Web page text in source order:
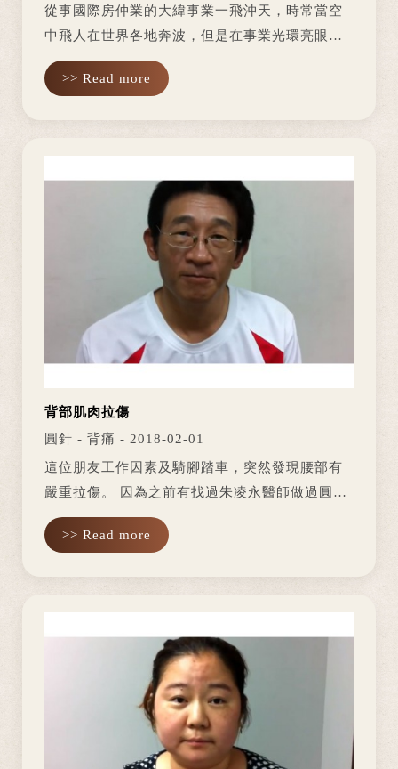
從事國際房仲業的大緯事業一飛沖天，時常當空
中飛人在世界各地奔波，但是在事業光環亮眼的
背後卻是藏著身體大大小小的頑疾。年輕時候練
武術造成腰部拉傷，再加上過去出過三次意外車
>> Read more
背部肌肉拉傷
圓針 - 背痛 - 2018-02-01
這位朋友工作因素及騎腳踏車，突然發現腰部有
嚴重拉傷。 因為之前有找過朱凌永醫師做過圓針
經驗，這次受傷同樣地找朱醫師來做治療。 治療
前，背部肌肉大面積痠痛，幾乎無法下腰、蹲坐
>> Read more